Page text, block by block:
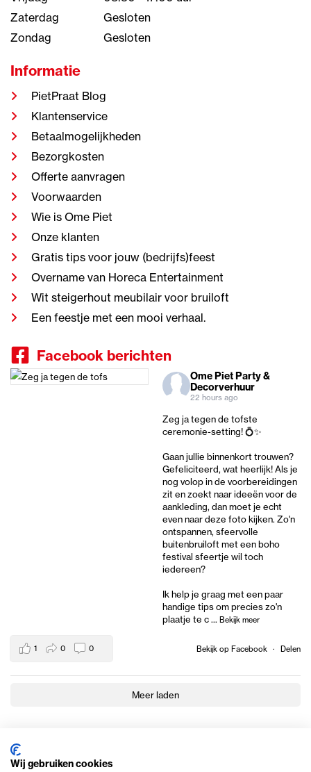
Zaterdag
Gesloten
Zondag
Gesloten
Informatie
PietPraat Blog
Klantenservice
Betaalmogelijkheden
Bezorgkosten
Offerte aanvragen
Voorwaarden
Wie is Ome Piet
Onze klanten
Gratis tips voor jouw (bedrijfs)feest
Overname van Horeca Entertainment
Wit steigerhout meubilair voor bruiloft
Een feestje met een mooi verhaal.
Facebook berichten
Ome Piet Party &
Decorverhuur
22 hours ago
Zeg ja tegen de tofste
ceremonie-setting! 💍✨
Gaan jullie binnenkort trouwen?
Gefeliciteerd, wat heerlijk! Als je
nog volop in de voorbereidingen
zit en zoekt naar ideeën voor de
aankleding, dan moet je echt
even naar deze foto kijken. Zo'n
ontspannen, sfeervolle
buitenbruiloft met een boho
festival sfeertje wil toch
iedereen?
Ik help je graag met een paar
handige tips om precies zo'n
plaatje te c... Bekijk meer
Bekijk op Facebook · Delen
1 0 0
Meer laden
Wij gebruiken cookies